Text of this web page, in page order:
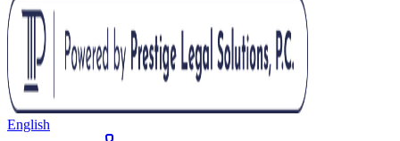
English